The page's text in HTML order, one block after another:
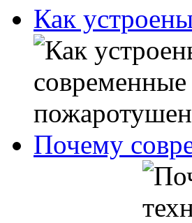
Как
Почему